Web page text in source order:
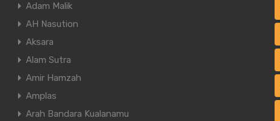
Adam Malik
AH Nasution
Aksara
Alam Sutra
Amir Hamzah
Amplas
Arah Bandara Kualanamu